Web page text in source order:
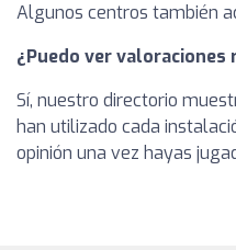
Algunos centros también
¿Puedo ver valoraciones
Sí, nuestro directorio
han utilizado cada
opinión una vez hayas